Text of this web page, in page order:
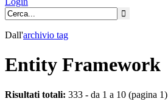
Dall'archivio tag
Entity Framework
Risultati totali: 333 - da 1 a 10 (pagina 1)